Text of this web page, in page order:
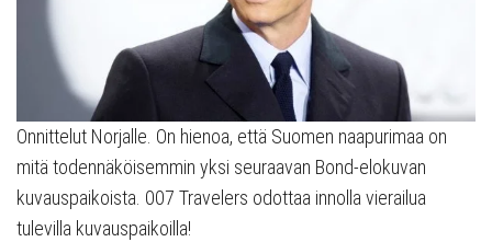
Onnittelut Norjalle. On hienoa, että Suomen naapurimaa on
mitä todennäköisemmin yksi seuraavan Bond-elokuvan
kuvauspaikoista. 007 Travelers odottaa innolla vierailua
tulevilla kuvauspaikoilla!